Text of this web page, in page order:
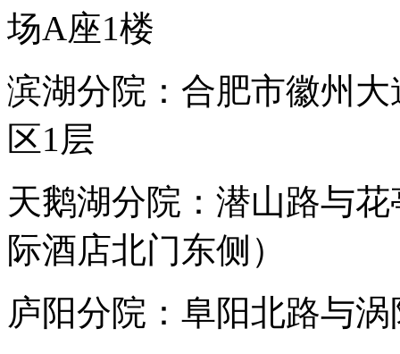
场A座1楼
滨湖分院：合肥市徽州
区1层
天鹅湖分院：潜山路与
际酒店北门东侧）
庐阳分院：阜阳北路与